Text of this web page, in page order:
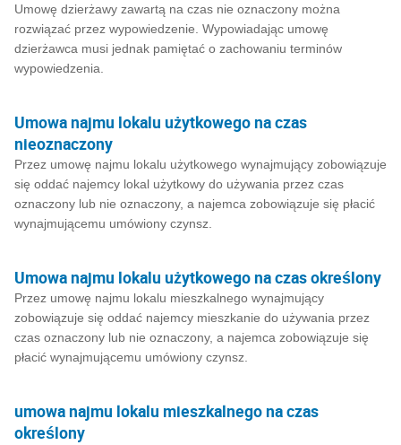
Umowę dzierżawy zawartą na czas nie oznaczony można
rozwiązać przez wypowiedzenie. Wypowiadając umowę
dzierżawca musi jednak pamiętać o zachowaniu terminów
wypowiedzenia.
Umowa najmu lokalu użytkowego na czas
nieoznaczony
Przez umowę najmu lokalu użytkowego wynajmujący zobowiązuje
się oddać najemcy lokal użytkowy do używania przez czas
oznaczony lub nie oznaczony, a najemca zobowiązuje się płacić
wynajmującemu umówiony czynsz.
Umowa najmu lokalu użytkowego na czas określony
Przez umowę najmu lokalu mieszkalnego wynajmujący
zobowiązuje się oddać najemcy mieszkanie do używania przez
czas oznaczony lub nie oznaczony, a najemca zobowiązuje się
płacić wynajmującemu umówiony czynsz.
umowa najmu lokalu mieszkalnego na czas
określony